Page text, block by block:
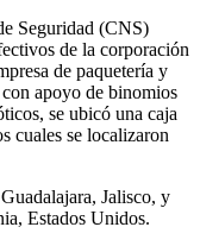
Seguridad (CNS)
de la corporación
de paquetería y
apoyo de binomios
se ubicó una caja
cuales se localizaron
Jalisco, y
Estados Unidos.